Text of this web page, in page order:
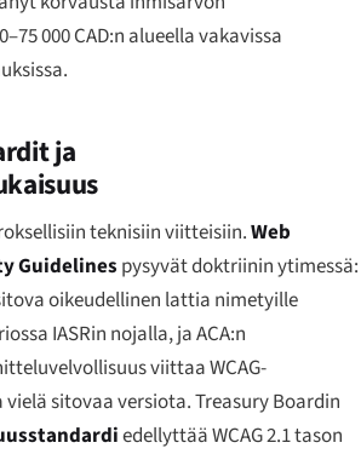
000 CAD:n alueella vakavissa
ja
teknisiin viitteisiin.Web
Guidelines pysyvät doktriinin ytimessä:
oikeudellinen lattia nimetyille
IASRin nojalla, ja ACA:n
viittaa WCAG-
sitovaa versiota. Treasury Boardin
edellyttää WCAG 2.1 tason